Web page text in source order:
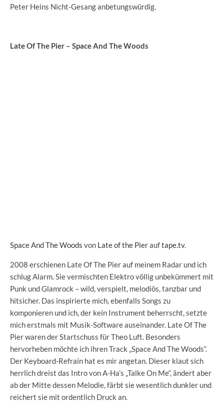
Peter Heins Nicht-Gesang anbetungswürdig.
Late Of The Pier – Space And The Woods
Space And The Woods von Late of the Pierauftape.tv.
2008 erschienen Late Of The Pier auf meinem Radar und ich
schlug Alarm. Sie vermischten Elektro völlig unbekümmert mit
Punk und Glamrock – wild, verspielt, melodiös, tanzbar und
hitsicher. Das inspirierte mich, ebenfalls Songs zu
komponieren und ich, der kein Instrument beherrscht, setzte
mich erstmals mit Musik-Software auseinander. Late Of The
Pier waren der Startschuss für Theo Luft. Besonders
hervorheben möchte ich ihren Track „Space And The Woods“.
Der Keyboard-Refrain hat es mir angetan. Dieser klaut sich
herrlich dreist das Intro von A-Ha’s „Talke On Me“, ändert aber
ab der Mitte dessen Melodie, färbt sie wesentlich dunkler und
reichert sie mit ordentlich Druck an.